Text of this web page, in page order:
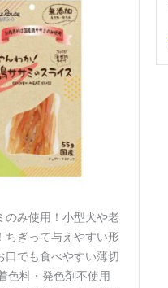
のみ使用！小型犬や老
ちぎって与えやすい形
口でも食べやすい薄切
色料・発色剤不使用